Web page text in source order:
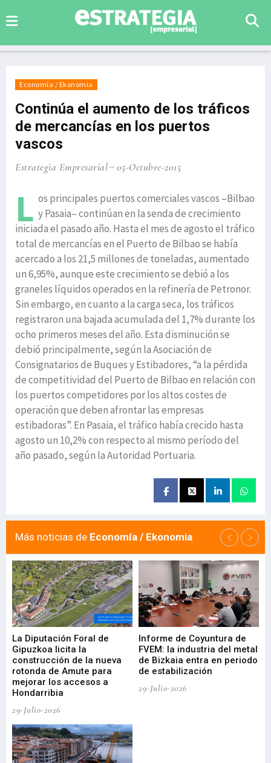
Economía / Ekonomia
Continúa el aumento de los tráficos
de mercancías en los puertos
vascos
Estrategia Empresarial 05-Octubre-2015
L os principales puertos comerciales vascos –Bilbao
y Pasaia– continúan en la senda de crecimiento
iniciada el pasado año. Hasta el mes de agosto el tráfico
total de mercancías en el Puerto de Bilbao se había
acercado a los 21,5 millones de toneladas, aumentado
un 6,95%, aunque este crecimiento se debió a los
graneles líquidos operados en la refinería de Petronor.
Sin embargo, en cuanto a la carga seca, los tráficos
registraron una bajada acumulada del 1,7% durante los
ocho primeros meses del año. Esta disminución se
debió principalmente, según la Asociación de
Consignatarios de Buques y Estibadores, “a la pérdida
de competitividad del Puerto de Bilbao en relación con
los puertos competidores por los altos costes de
operación que deben afrontar las empresas
estibadoras”. En Pasaia, el tráfico había crecido hasta
agosto un 10,2% con respecto al mismo período del
año pasado, según la Autoridad Portuaria.
Más noticias de Economía / Ekonomia
La Diputación Foral de
Gipuzkoa licita la
construcción de la nueva
rotonda de Amute para
mejorar los accesos a
Hondarribia
29-Julio-2026
Informe de Coyuntura de
FVEM: la industria del metal
de Bizkaia entra en periodo
de estabilización
29-Julio-2026